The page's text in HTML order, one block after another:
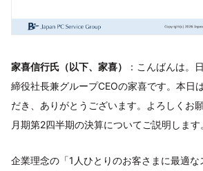
家喜信行氏（以下、家喜）
：こんばんは。
締役社長兼グループCEOの家喜です。本日
だき、ありがとうございます。よろしくお
月期第2四半期の決算についてご説明します
企業理念の「1人ひとりのお客さまに最適な